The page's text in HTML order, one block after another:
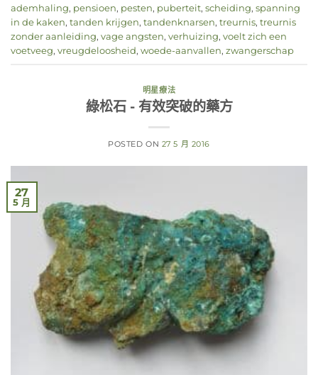
ademhaling, pensioen, pesten, puberteit, scheiding, spanning
in de kaken, tanden krijgen, tandenknarsen, treurnis, treurnis
zonder aanleiding, vage angsten, verhuizing, voelt zich een
voetveeg, vreugdeloosheid, woede-aanvallen, zwangerschap
明星療法
綠松石 - 有效突破的藥方
POSTED ON 27 5 月 2016
27
5 月